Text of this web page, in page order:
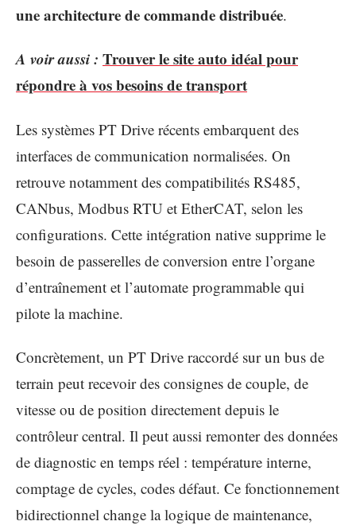
une architecture de commande distribuée.
A voir aussi : Trouver le site auto idéal pour
répondre à vos besoins de transport
Les systèmes PT Drive récents embarquent des
interfaces de communication normalisées. On
retrouve notamment des compatibilités RS485,
CANbus, Modbus RTU et EtherCAT, selon les
configurations. Cette intégration native supprime le
besoin de passerelles de conversion entre l’organe
d’entraînement et l’automate programmable qui
pilote la machine.
Concrètement, un PT Drive raccordé sur un bus de
terrain peut recevoir des consignes de couple, de
vitesse ou de position directement depuis le
contrôleur central. Il peut aussi remonter des données
de diagnostic en temps réel : température interne,
comptage de cycles, codes défaut. Ce fonctionnement
bidirectionnel change la logique de maintenance,